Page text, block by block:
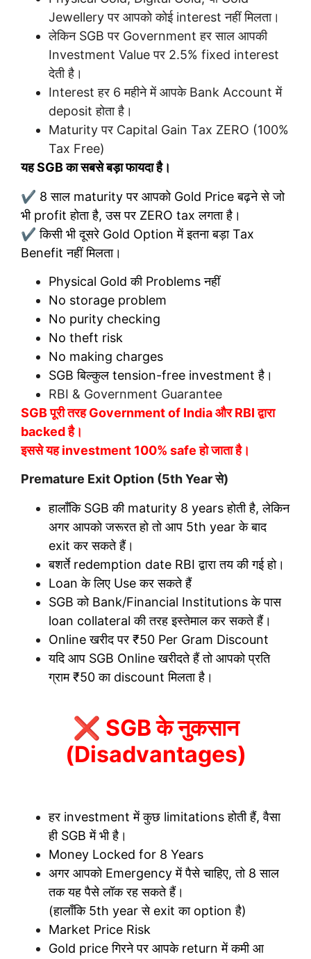
Jewellery पर आपको कोई interest नहीं मिलता।
लेकिन SGB पर Government हर साल आपकी
Investment Value पर 2.5% fixed interest
देती है।
Interest हर 6 महीने में आपके Bank Account में
deposit होता है।
Maturity पर Capital Gain Tax ZERO (100%
Tax Free)
यह SGB का सबसे बड़ा फायदा है।
✔ 8 साल maturity पर आपको Gold Price बढ़ने से जो
भी profit होता है, उस पर ZERO tax लगता है।
✔ किसी भी दूसरे Gold Option में इतना बड़ा Tax
Benefit नहीं मिलता।
Physical Gold की Problems नहीं
No storage problem
No purity checking
No theft risk
No making charges
SGB बिल्कुल tension-free investment है।
RBI & Government Guarantee
SGB पूरी तरह Government of India और RBI द्वारा
backed है।
इससे यह investment 100% safe हो जाता है।
Premature Exit Option (5th Year से)
हालाँकि SGB की maturity 8 years होती है, लेकिन
अगर आपको जरूरत हो तो आप 5th year के बाद
exit कर सकते हैं।
बशर्ते redemption date RBI द्वारा तय की गई हो।
Loan के लिए Use कर सकते हैं
SGB को Bank/Financial Institutions के पास
loan collateral की तरह इस्तेमाल कर सकते हैं।
Online खरीद पर ₹50 Per Gram Discount
यदि आप SGB Online खरीदते हैं तो आपको प्रति
ग्राम ₹50 का discount मिलता है।
❌ SGB के नुकसान
(Disadvantages)
हर investment में कुछ limitations होती हैं, वैसा
ही SGB में भी है।
Money Locked for 8 Years
अगर आपको Emergency में पैसे चाहिए, तो 8 साल
तक यह पैसे लॉक रह सकते हैं।
(हालाँकि 5th year से exit का option है)
Market Price Risk
Gold price गिरने पर आपके return में कमी आ